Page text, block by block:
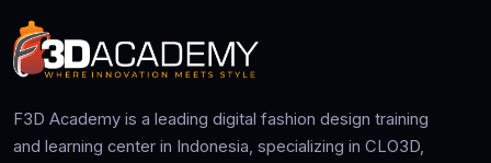
F3D Academy is a leading digital fashion design training
and learning center in Indonesia, specializing in CLO3D,